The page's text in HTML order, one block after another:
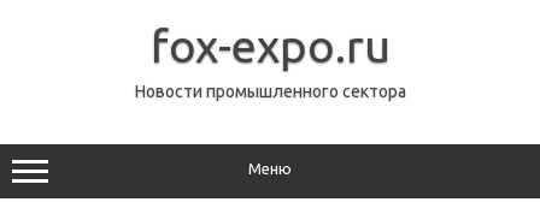
fox-expo.ru
Новости промышленного сектора
Меню